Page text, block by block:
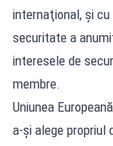
internaţional, şi
securitate a
interesele de
membre.
Uniunea
a-şi alege propriul